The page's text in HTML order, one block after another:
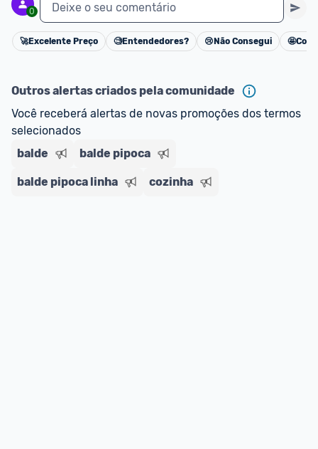
0 Deixe o seu comentário
Cancelar
🚀Excelente Preço 🧐Entendedores? 😢 Não Consegui 🤩
Outros alertas criados pela comunidade
Você receberá alertas de novas promoções dos termos
selecionados
balde
balde pipoca
balde pipoca linha cozinha